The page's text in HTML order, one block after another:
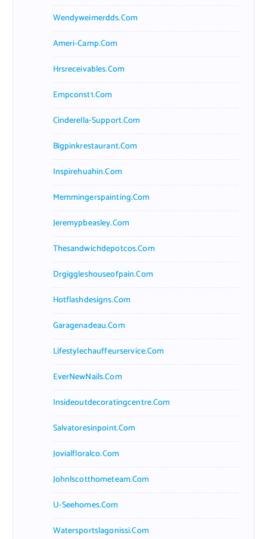
Wendyweimerdds.com
Ameri-Camp.com
Hrsreceivables.com
Empconst1.com
Cinderella-Support.com
Bigpinkrestaurant.com
Inspirehuahin.com
Memmingerspainting.com
Jeremypbeasley.com
Thesandwichdepotcos.com
Drgiggleshouseofpain.com
Hotflashdesigns.com
Garagenadeau.com
Lifestylechauffeurservice.com
EverNewNails.com
Insideoutdecoratingcentre.com
Salvatoresinpoint.com
Jovialfloralco.com
Johnlscotthometeam.com
U-Seehomes.com
Watersportslagonissi.com